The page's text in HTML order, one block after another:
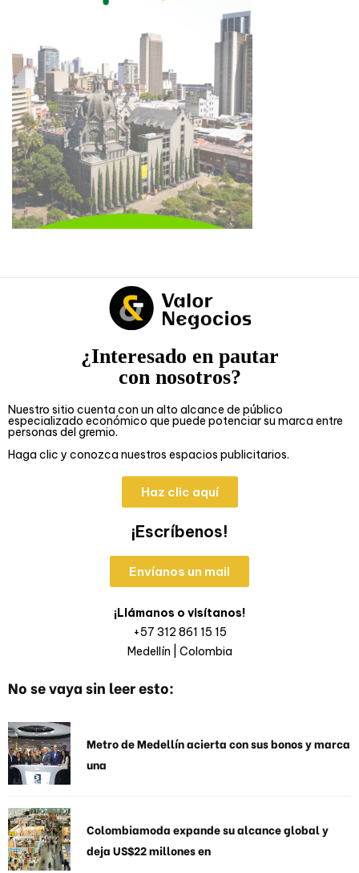
¿Interesado en pautar
con nosotros?
Nuestro sitio cuenta con un alto alcance de público
especializado económico que puede potenciar su marca entre
personas del gremio.
Haga clic y conozca nuestros espacios publicitarios.
Haz clic aquí
¡Escríbenos!
Envíanos un mail
¡Llámanos o visítanos!
+57 312 861 15 15
Medellín | Colombia
No se vaya sin leer esto:
Metro de Medellín acierta con sus bonos y marca
una
Colombiamoda expande su alcance global y
deja US$22 millones en